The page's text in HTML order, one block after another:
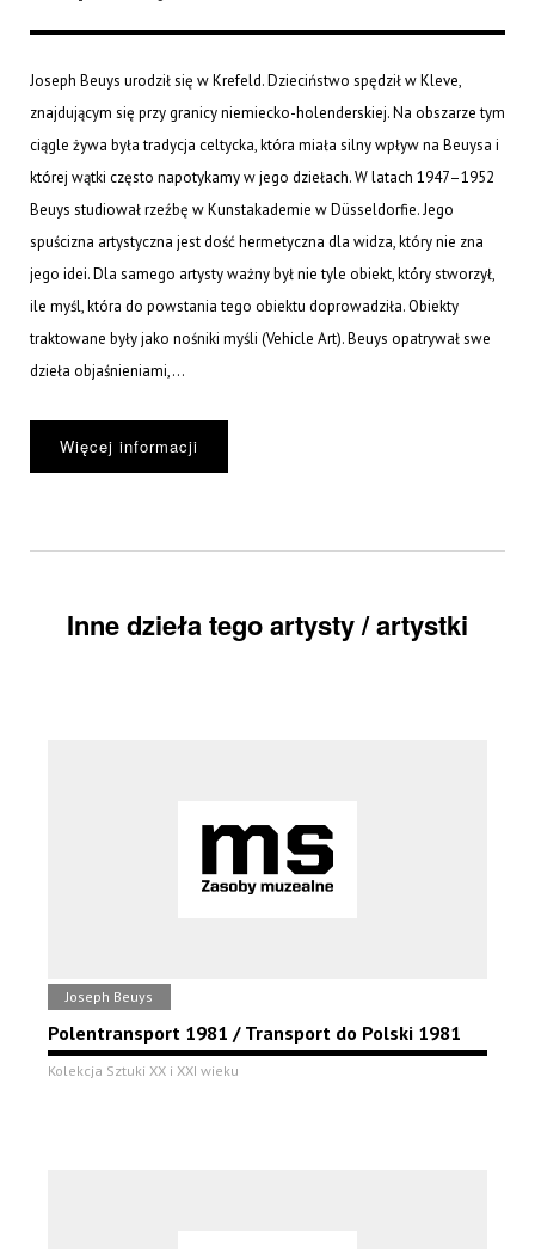
Joseph Beuys urodził się w Krefeld. Dzieciństwo spędził w Kleve,
znajdującym się przy granicy niemiecko-holenderskiej. Na obszarze tym
ciągle żywa była tradycja celtycka, która miała silny wpływ na Beuysa i
której wątki często napotykamy w jego dziełach. W latach 1947–1952
Beuys studiował rzeźbę w Kunstakademie w Düsseldorfie. Jego
spuścizna artystyczna jest dość hermetyczna dla widza, który nie zna
jego idei. Dla samego artysty ważny był nie tyle obiekt, który stworzył,
ile myśl, która do powstania tego obiektu doprowadziła. Obiekty
traktowane były jako nośniki myśli (Vehicle Art). Beuys opatrywał swe
dzieła objaśnieniami,...
Więcej informacji
Inne dzieła tego artysty / artystki
Joseph Beuys
Polentransport 1981 / Transport do Polski 1981
Kolekcja Sztuki XX i XXI wieku